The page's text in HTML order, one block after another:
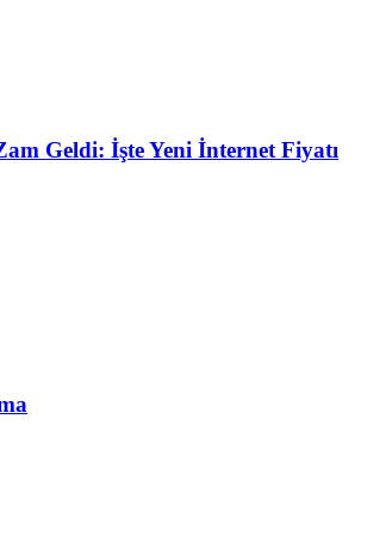
Geldi: İşte Yeni İnternet Fiyatı